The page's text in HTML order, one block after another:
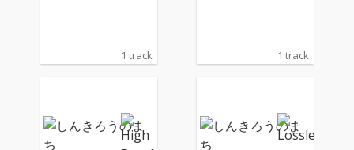
1 track 1 track